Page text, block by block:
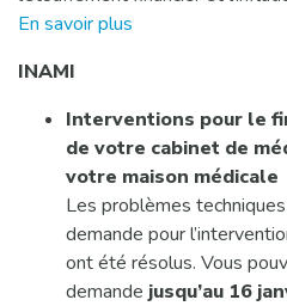
En savoir plus
INAMI
Interventions pour le
de votre cabinet de
votre maison médicale
Les problèmes
demande pour
ont été résolus. Vous
demande jusqu’au 16